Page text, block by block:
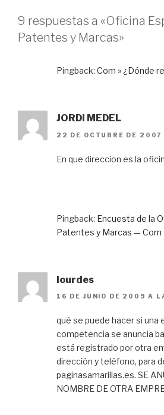
9 respuestas a «Oficina
Patentes y Marcas»
Pingback: Com » ¿Dónde
JORDI MEDEL
22 DE OCTUBRE DE
En que direccion es la
Pingback: Encuesta de la
Patentes y Marcas — Com
lourdes
16 DE JUNIO DE 2009 A
qué se puede hacer si una
competencia se anuncia
está registrado por otra
dirección y teléfono, para
paginasamarillas.es. SE
NOMBRE DE OTRA